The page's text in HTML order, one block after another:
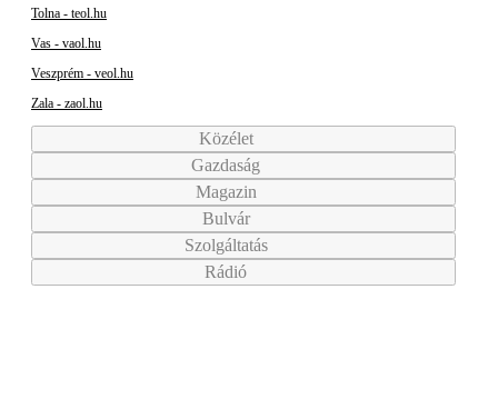
Tolna - teol.hu
Vas - vaol.hu
Veszprém - veol.hu
Zala - zaol.hu
Közélet
Gazdaság
Magazin
Bulvár
Szolgáltatás
Rádió